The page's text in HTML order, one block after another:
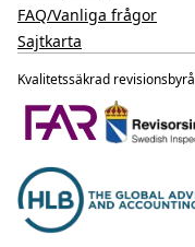
FAQ/Vanliga frågor
Sajtkarta
Kvalitetssäkrad revisionsbyrå